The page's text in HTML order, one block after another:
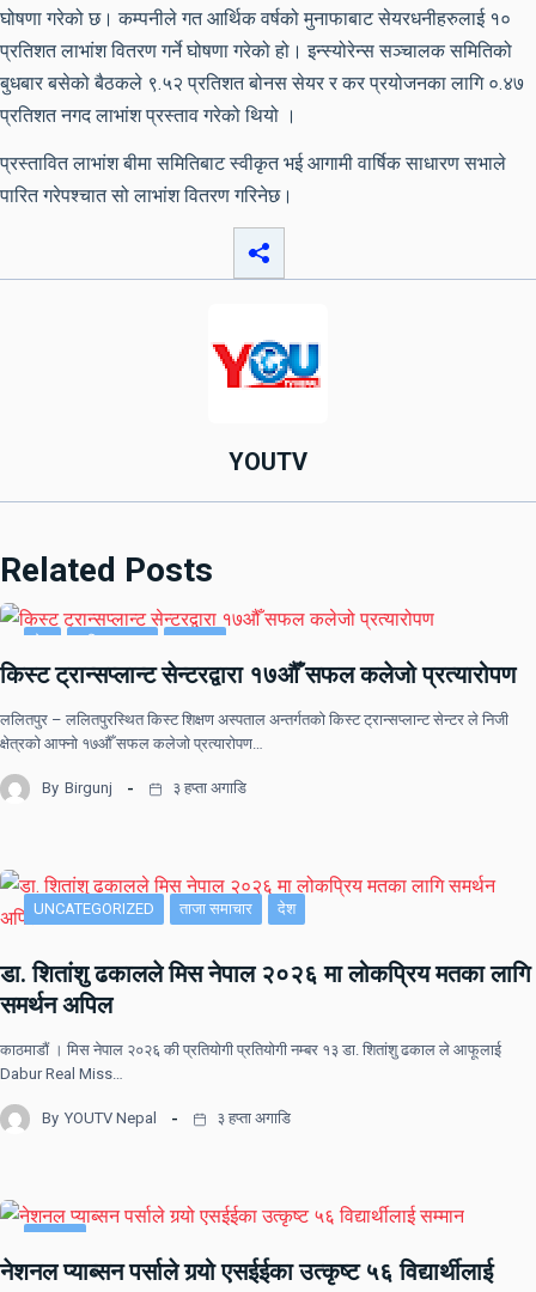
घोषणा गरेको छ। कम्पनीले गत आर्थिक वर्षको मुनाफाबाट सेयरधनीहरुलाई १०
प्रतिशत लाभांश वितरण गर्ने घोषणा गरेको हो। इन्स्योरेन्स सञ्चालक समितिको
बुधबार बसेको बैठकले ९.५२ प्रतिशत बोनस सेयर र कर प्रयोजनका लागि ०.४७
प्रतिशत नगद लाभांश प्रस्ताव गरेको थियो ।
प्रस्तावित लाभांश बीमा समितिबाट स्वीकृत भई आगामी वार्षिक साधारण सभाले
पारित गरेपश्चात सो लाभांश वितरण गरिनेछ।
YOUTV
Related Posts
किस्ट ट्रान्सप्लान्ट सेन्टरद्वारा १७औँ सफल कलेजो प्रत्यारोपण
ललितपुर – ललितपुरस्थित किस्ट शिक्षण अस्पताल अन्तर्गतको किस्ट ट्रान्सप्लान्ट सेन्टर ले निजी
क्षेत्रको आफ्नो १७औँ सफल कलेजो प्रत्यारोपण…
By Birgunj ३ हप्ता अगाडि
UNCATEGORIZED ताजा समाचार देश
डा. शितांशु ढकालले मिस नेपाल २०२६ मा लोकप्रिय मतका लागि
समर्थन अपिल
काठमाडौं । मिस नेपाल २०२६ की प्रतियोगी प्रतियोगी नम्बर १३ डा. शितांशु ढकाल ले आफूलाई
Dabur Real Miss…
By YOUTV Nepal ३ हप्ता अगाडि
नेशनल प्याब्सन पर्साले गर्‍यो एसईईका उत्कृष्ट ५६ विद्यार्थीलाई